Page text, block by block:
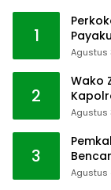
1
Agustus
2
Wako
Agustus
3
Agustus